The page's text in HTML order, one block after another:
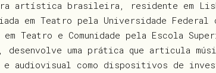
artística brasileira, residente em
em Teatro pela Universidade Federal
em Teatro e Comunidade pela Escola
desenvolve uma prática que articula
audiovisual como dispositivos de